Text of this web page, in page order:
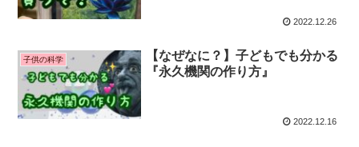
2022.12.26
子供の科学
【なぜなに？】子どもでも分かる
『永久機関の作り方』
2022.12.16